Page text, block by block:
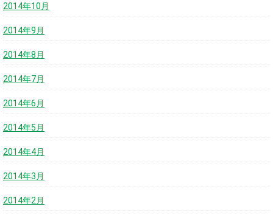
2014年10月
2014年9月
2014年8月
2014年7月
2014年6月
2014年5月
2014年4月
2014年3月
2014年2月